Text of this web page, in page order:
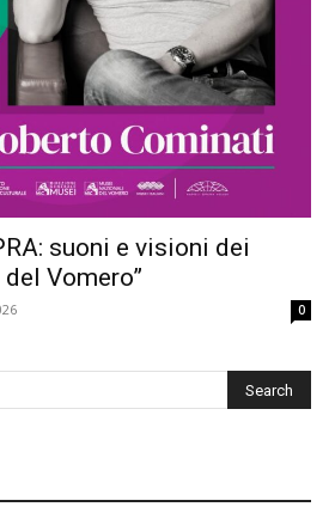
suoni e visioni dei
Vomero”
0